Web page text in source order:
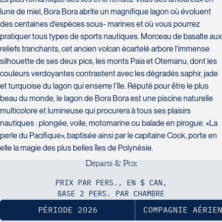
lune de miel, Bora Bora abrite un magnifique lagon où évoluent
des centaines d’espèces sous- marines et où vous pourrez
pratiquer tous types de sports nautiques. Morceau de basalte aux
reliefs tranchants, cet ancien volcan écartelé arbore l’immense
silhouette de ses deux pics, les monts Paia et Otemanu, dont les
couleurs verdoyantes contrastent avec les dégradés saphir, jade
et turquoise du lagon qui enserre l’île. Réputé pour être le plus
beau du monde, le lagon de Bora Bora est une piscine naturelle
multicolore et lumineuse qui procurera à tous ses plaisirs
nautiques : plongée, voile, motomarine ou balade en pirogue. «La
perle du Pacifique», baptisée ainsi par le capitaine Cook, porte en
elle la magie des plus belles îles de Polynésie.
Départs & Prix
PRIX PAR PERS., EN $ CAN,
BASE 2 PERS. PAR CHAMBRE
PÉRIODE 2026 COMPAGNIE
Voyages Nouveau-Monde
420 Boulevard Manseau
Joliette
J6E 3E1
Tél :450-755-5557 / 1-877-751-5557
1460 Chemin Gascon
Terrebonne
Tél :450-437-2324
Voyages des Laurentides
939 Boulevard Albiny-Paquette
Mont-Laurier
J9L 3J1
Tél :819-623-2511 / 1-866-385-2511
Laval
H7T 1C8
Tél :450-688-6211 / 1-888-682-
8616
Club Voyages Orientation
1001 Boulevard de Montarville - local
39
Boucherville
J4B 6P5
Tél :450-655-1855 / 1-866-655-
5736
Club Voyages Princesse
686 rue Principale
450-372-4444
La Forfaiterie Voyages
5401 Boulevard Des Galeries - Local
104 (porte H)
Québec
G2K 1N4
Tél :418-652-2400 / 1-888-848-
1518
3229 Chemin des Quatre-
Bourgeois - Suite 120QuébecG1W
SOUMETTRE